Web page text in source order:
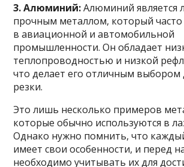
3. Алюминий:Алюминий является
прочным металлом, который часто
в авиационной и автомобильной
промышленности. Он обладает
теплопроводностью и низкой
что делает его отличным выбором
резки.
Это лишь несколько примеров
которые обычно используются в
Однако нужно помнить, что
имеет свои особенности, и перед
необходимо учитывать их для